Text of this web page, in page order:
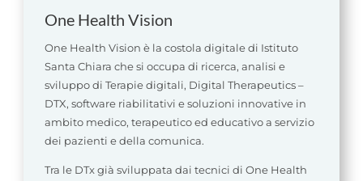
One Health Vision
One Health Vision è la costola digitale di Istituto
Santa Chiara che si occupa di ricerca, analisi e
sviluppo di Terapie digitali, Digital Therapeutics –
DTX, software riabilitativi e soluzioni innovative in
ambito medico, terapeutico ed educativo a servizio
dei pazienti e della comunica.
Tra le DTx già sviluppata dai tecnici di One Health